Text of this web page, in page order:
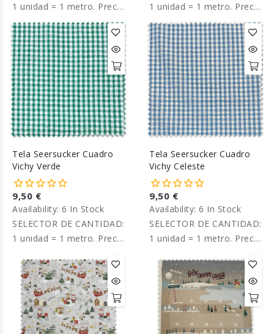
1 unidad = 1 metro. Precio
por metro.
1 unidad = 1 metro. Precio
por metro
Tela Seersucker Cuadro
Vichy Verde
9,50 €
Availability: 6 In Stock
SELECTOR DE CANTIDAD:
1 unidad = 1 metro. Precio
Tela Seersucker Cuadro
Vichy Celeste
9,50 €
Availability: 6 In Stock
SELECTOR DE CANTIDAD:
1 unidad = 1 metro. Precio